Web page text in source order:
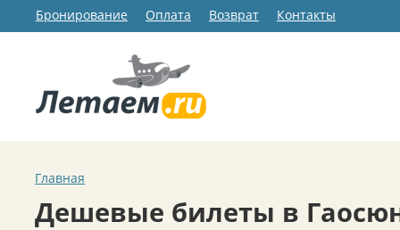
Бронирование Оплата Возврат Контакты
Главная
Дешевые билеты в